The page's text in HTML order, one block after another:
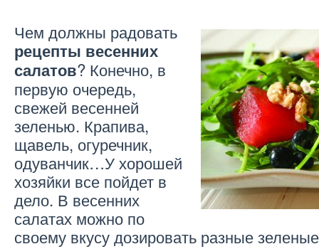
Чем должны радовать
рецепты весенних
салатов? Конечно, в
первую очередь,
свежей весенней
зеленью. Крапива,
щавель, огуречник,
одуванчик…У хорошей
хозяйки все пойдет в
дело. В весенних
салатах можно по
своему вкусу дозировать разные